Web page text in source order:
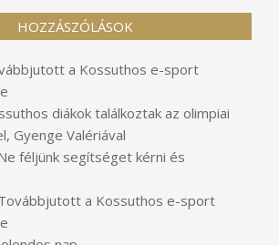
HOZZÁSZÓLÁSOK
a Kossuthos e-sport
diákok találkoztak az olimpiai
Gyenge Valériával
féljünk segítséget kérni és
a Kossuthos e-sport